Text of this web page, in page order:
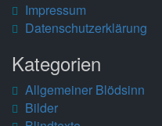
Impressum
Datenschutzerklärung
Kategorien
Allgemeiner Blödsinn
Bilder